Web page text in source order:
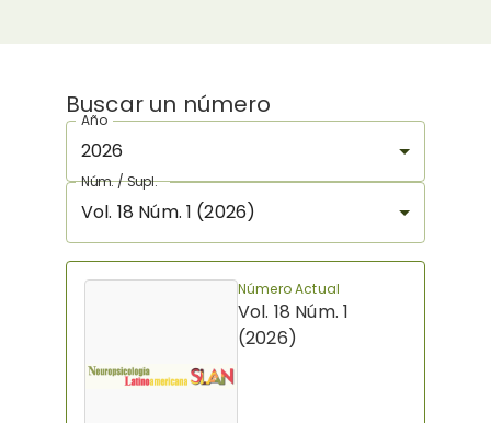
Buscar un número
Año
2026
Núm. / Supl.
Vol. 18 Núm. 1 (2026)
Número Actual
Vol. 18 Núm. 1
(2026)